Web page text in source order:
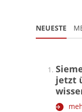
NEUESTE
jetzt